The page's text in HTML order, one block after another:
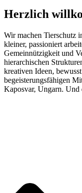
Herzlich
Wir machen Tierschutz
kleiner, passioniert
Gemeinnützigkeit und
hierarchischen
kreativen Ideen,
begeisterungsfähigen
Kaposvar, Ungarn. Und